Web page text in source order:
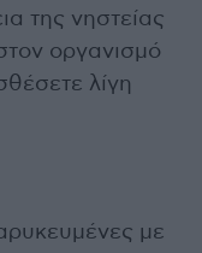
της νηστείας
οργανισμό
λίγη
με